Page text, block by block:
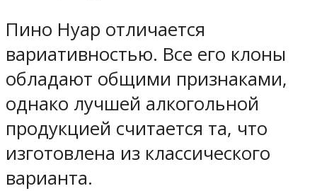
Пино Нуар отличается
вариативностью. Все его клоны
обладают общими признаками,
однако лучшей алкогольной
продукцией считается та, что
изготовлена из классического
варианта.